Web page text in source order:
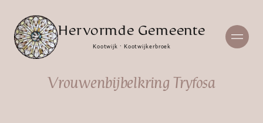
Hervormde Gemeente
Kootwijk · Kootwijkerbroek
Vrouwenbijbelkring Tryfosa